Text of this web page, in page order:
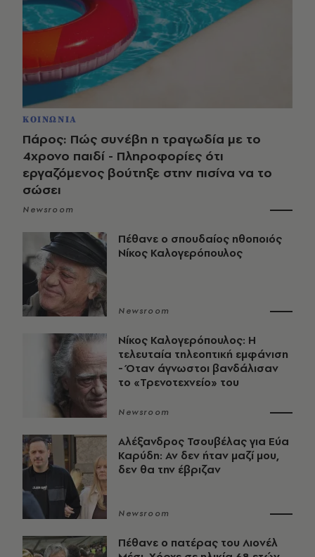
ΚΟΙΝΩΝΙΑ
Πάρος: Πώς συνέβη η τραγωδία με το
4χρονο παιδί - Πληροφορίες ότι
εργαζόμενος βούτηξε στην πισίνα να το
σώσει
Newsroom
Πέθανε ο σπουδαίος ηθοποιός
Νίκος Καλογερόπουλος
Newsroom
Νίκος Καλογερόπουλος: Η
τελευταία τηλεοπτική εμφάνιση
- Όταν άγνωστοι βανδάλισαν
το «Τρενοτεχνείο» του
Newsroom
Αλέξανδρος Τσουβέλας για Εύα
Καρύδη: Αν δεν ήταν μαζί μου,
δεν θα την έβριζαν
Newsroom
Πέθανε ο πατέρας του Λιονέλ